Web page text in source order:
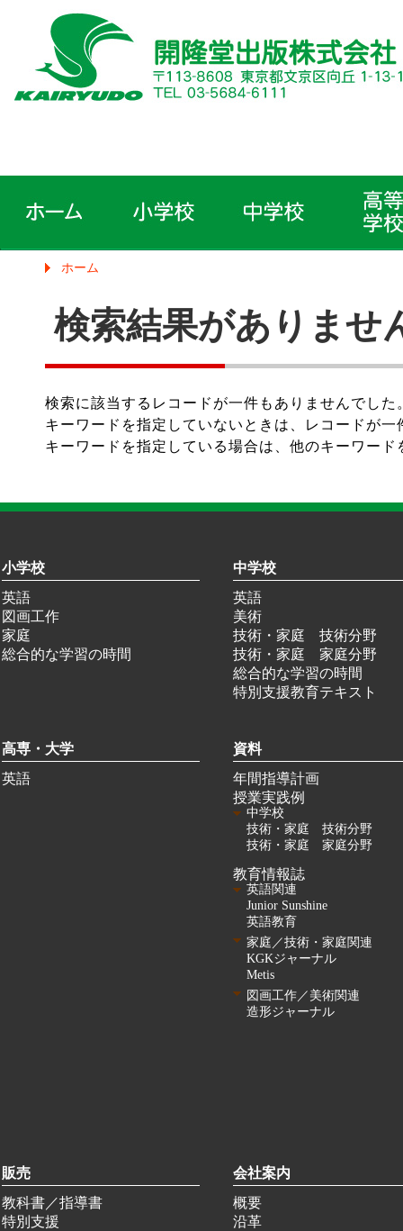
ホーム
検索結果がありませ
検索に該当するレコードが一件もありませんでした
キーワードを指定していないときは、レコードが
キーワードを指定している場合は、他のキーワード
小学校
英語
図画工作
家庭
総合的な学習の時間
中学校
英語
美術
技術・家庭 技術分野
技術・家庭 家庭分野
総合的な学習の時間
特別支援教育テキスト
高専・大学
英語
資料
年間指導計画
授業実践例
中学校
技術・家庭 技術分野
技術・家庭 家庭分野
教育情報誌
英語関連
Junior Sunshine
英語教育
家庭／技術・家庭関連
KGKジャーナル
Metis
図画工作／美術関連
造形ジャーナル
販売
教科書／指導書
特別支援
会社案内
概要
沿革